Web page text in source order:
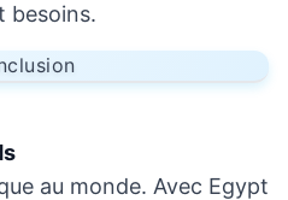
besoins.
au monde. Avec Egypt